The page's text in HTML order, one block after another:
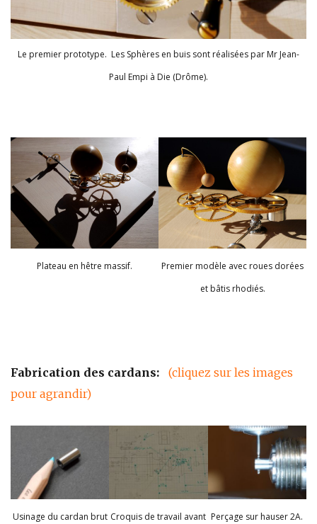
Le premier prototype. Les Sphères en buis sont réalisées par Mr Jean-
Paul Empi à Die (Drôme).
Plateau en hêtre massif.
Premier modèle avec roues dorées
et bâtis rhodiés.
Fabrication des cardans: (cliquez sur les images
pour agrandir)
Usinage du cardan brut Croquis de travail avant Perçage sur hauser 2A.